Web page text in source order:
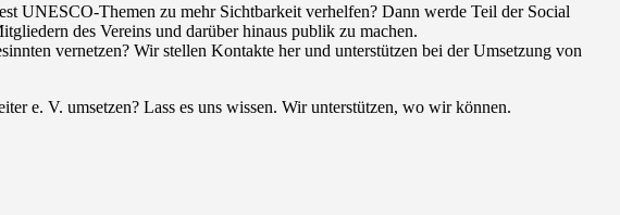
UNESCO-Themen zu mehr Sichtbarkeit verhelfen? Dann werde Teil der Social
des Vereins und darüber hinaus publik zu machen.
vernetzen? Wir stellen Kontakte her und unterstützen bei der Umsetzung von
e. V. umsetzen? Lass es uns wissen. Wir unterstützen, wo wir können.